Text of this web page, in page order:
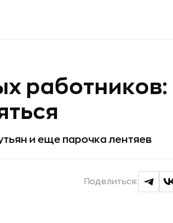
работников:
и еще парочка лентяев
Поделиться: